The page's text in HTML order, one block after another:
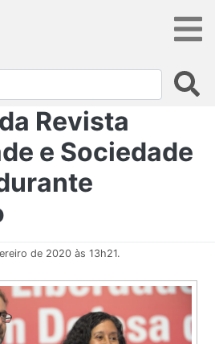
Revista
e Sociedade
de 2020 às 13h21.